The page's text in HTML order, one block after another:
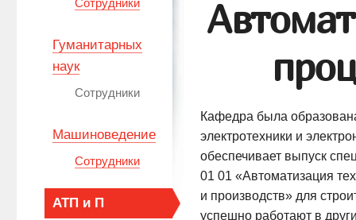
Кафедра была
электротехники и
обеспечивает выпуск
01 01 «Автоматизация
и производств» для
успешно работают в
Сотрудники
Гуманитарных
наук
Сотрудники
Машиноведение
Сотрудники
АТП и П